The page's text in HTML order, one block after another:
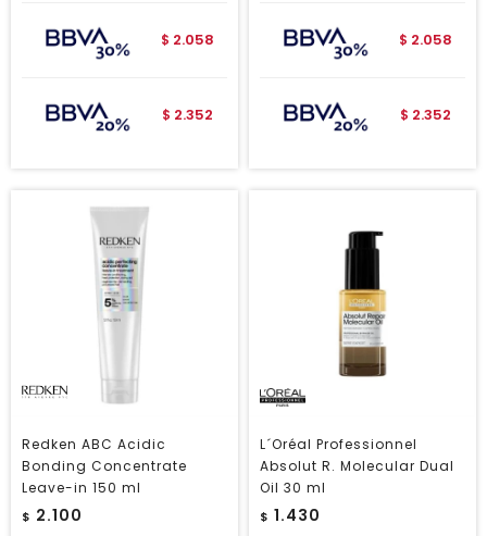
$ 2.058
$ 2.352
$ 2.058
$ 2.352
Redken ABC Acidic
Bonding Concentrate
Leave-in 150 ml
$ 2.100
L´Oréal Professionnel
Absolut R. Molecular Dual
Oil 30 ml
$ 1.430